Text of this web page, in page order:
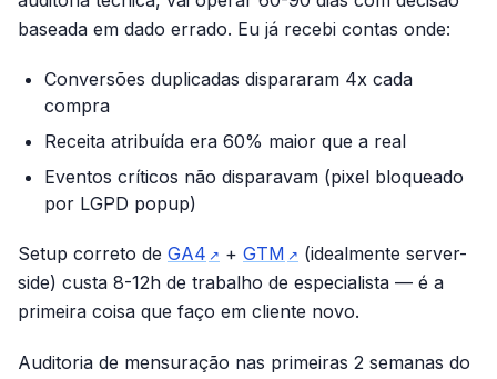
baseada em dado errado. Eu já recebi contas onde:
Conversões duplicadas dispararam 4x cada
compra
Receita atribuída era 60% maior que a real
Eventos críticos não disparavam (pixel bloqueado
por LGPD popup)
Setup correto de GA4 ↗ + GTM ↗ (idealmente server-
side) custa 8-12h de trabalho de especialista — é a
primeira coisa que faço em cliente novo.
Auditoria de mensuração nas primeiras 2 semanas do